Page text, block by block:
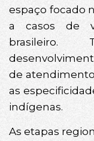
espaço focado
a casos de
brasileiro.
de
as
indígenas.
As etapas